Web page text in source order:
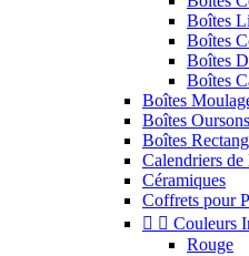
Boîtes
Boîtes
Boîtes
Boîtes
Boîtes
Boîtes Oursons
Boîtes
Calendriers
Céramiques
Coffrets pour
  Couleurs
Rouge